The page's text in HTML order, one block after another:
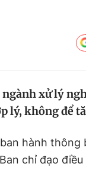
xử lý
lý, không để
hành
chỉ đạo